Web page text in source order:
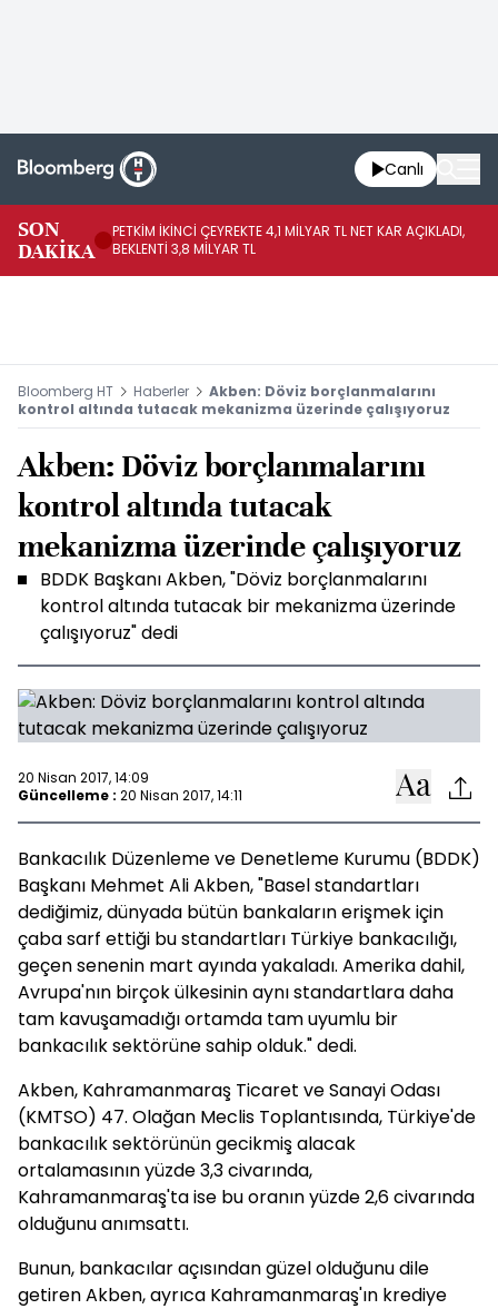
Canlı
SON
DAKİKA
PETKİM İKİNCİ ÇEYREKTE 4,1 MİLYAR TL NET KAR AÇIKLADI,
BEKLENTİ 3,8 MİLYAR TL
Bloomberg HT Haberler
Akben: Döviz borçlanmalarını
kontrol altında tutacak mekanizma üzerinde çalışıyoruz
Akben: Döviz borçlanmalarını
kontrol altında tutacak
mekanizma üzerinde çalışıyoruz
BDDK Başkanı Akben, "Döviz borçlanmalarını
kontrol altında tutacak bir mekanizma üzerinde
çalışıyoruz" dedi
20 Nisan 2017, 14:09
Güncelleme : 20 Nisan 2017, 14:11
Bankacılık Düzenleme ve Denetleme Kurumu (BDDK)
Başkanı Mehmet Ali Akben, "Basel standartları
dediğimiz, dünyada bütün bankaların erişmek için
çaba sarf ettiği bu standartları Türkiye bankacılığı,
geçen senenin mart ayında yakaladı. Amerika dahil,
Avrupa'nın birçok ülkesinin aynı standartlara daha
tam kavuşamadığı ortamda tam uyumlu bir
bankacılık sektörüne sahip olduk." dedi.
Akben, Kahramanmaraş Ticaret ve Sanayi Odası
(KMTSO) 47. Olağan Meclis Toplantısında, Türkiye'de
bankacılık sektörünün gecikmiş alacak
ortalamasının yüzde 3,3 civarında,
Kahramanmaraş'ta ise bu oranın yüzde 2,6 civarında
olduğunu anımsattı.
Bunun, bankacılar açısından güzel olduğunu dile
getiren Akben, ayrıca Kahramanmaraş'ın krediye